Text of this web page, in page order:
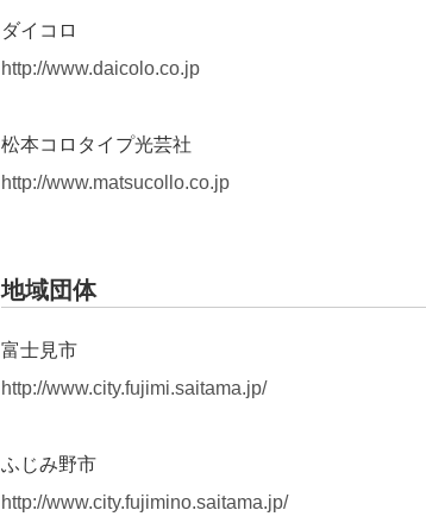
ダイコロ
http://www.daicolo.co.jp
松本コロタイプ光芸社
http://www.matsucollo.co.jp
地域団体
富士見市
http://www.city.fujimi.saitama.jp/
ふじみ野市
http://www.city.fujimino.saitama.jp/